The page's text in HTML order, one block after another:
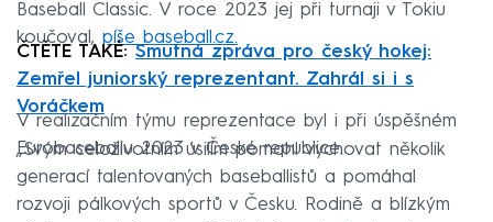
Baseball Classic. V roce 2023 jej při turnaji v Tokiu
koučoval, píše baseball.cz.
ČTĚTE TAKÉ: Smutná zpráva pro český hokej:
Zemřel juniorský reprezentant. Zahrál si i s
Voráčkem
V realizačním týmu reprezentace byl i při úspěšném
Eurobaseballu 2023 v České republice.
„Svým celoživotním úsilím pomohl vychovat několik
generací talentovaných baseballistů a pomáhal
rozvoji pálkových sportů v Česku. Rodině a blízkým